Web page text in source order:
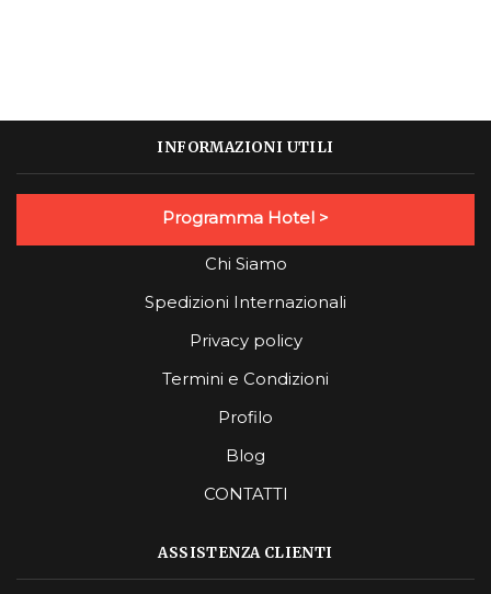
INFORMAZIONI UTILI
Programma Hotel >
Chi Siamo
Spedizioni Internazionali
Privacy policy
Termini e Condizioni
Profilo
Blog
CONTATTI
ASSISTENZA CLIENTI